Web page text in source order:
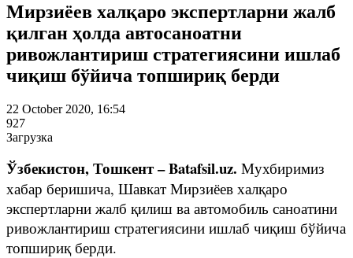
Мирзиёев халқаро экспертларни жалб
қилган ҳолда автосаноатни
ривожлантириш стратегиясини ишлаб
чиқиш бўйича топшириқ берди
22 October 2020, 16:54
927
Загрузка
Ўзбекистон, Тошкент – Batafsil.uz. Мухбиримиз
хабар беришича, Шавкат Мирзиёев халқаро
экспертларни жалб қилиш ва автомобиль саноатини
ривожлантириш стратегиясини ишлаб чиқиш бўйича
топшириқ берди.